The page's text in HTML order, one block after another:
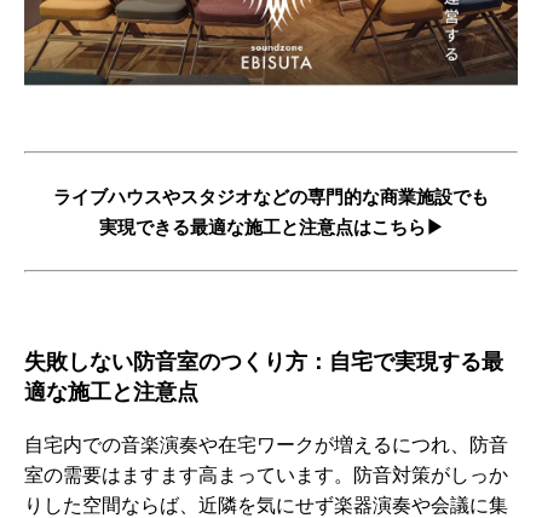
ライブハウスやスタジオなどの専門的な商業施設でも
実現できる最適な施工と注意点はこちら▶︎
失敗しない防音室のつくり方：自宅で実現する最
適な施工と注意点
自宅内での音楽演奏や在宅ワークが増えるにつれ、防音
室の需要はますます高まっています。防音対策がしっか
りした空間ならば、近隣を気にせず楽器演奏や会議に集